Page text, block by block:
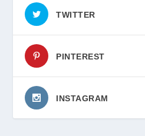
TWITTER
PINTEREST
INSTAGRAM